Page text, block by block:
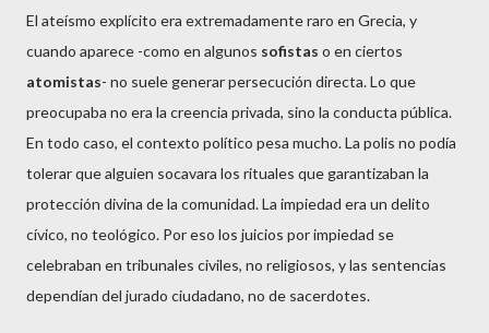
El ateísmo explícito era extremadamente raro en Grecia, y
cuando aparece -como en algunos sofistas o en ciertos
atomistas- no suele generar persecución directa. Lo que
preocupaba no era la creencia privada, sino la conducta pública.
En todo caso, el contexto político pesa mucho.La polis no podía
tolerar que alguien socavara los rituales que garantizaban la
protección divina de la comunidad. La impiedad era un delito
cívico, no teológico. Por eso los juicios por impiedad se
celebraban en tribunales civiles, no religiosos, y las sentencias
dependían del jurado ciudadano, no de sacerdotes.